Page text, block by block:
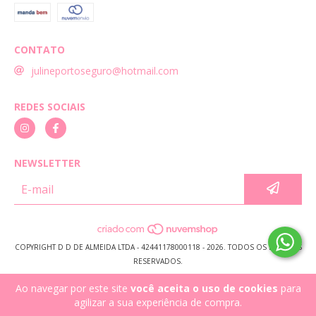
Ao navegar por este site você aceita o uso de cookies para
agilizar a sua experiência de compra.
CONTATO
julineportoseguro@hotmail.com
REDES SOCIAIS
NEWSLETTER
COPYRIGHT D D DE ALMEIDA LTDA - 42441178000118 - 2026. TODOS OS DIREITOS
RESERVADOS.